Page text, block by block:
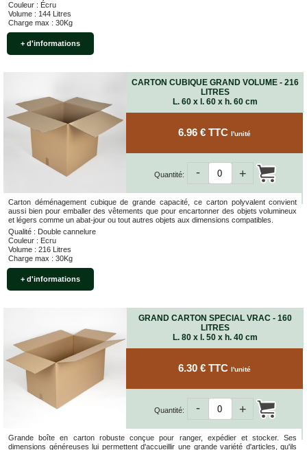
Couleur : Écru
Volume : 144 Litres
Charge max : 30Kg
+ d'informations
CARTON CUBIQUE GRAND VOLUME - 216
LITRES
L. 60 x l. 60 x h. 60 cm
Carton déménagement cubique de grande capacité, ce carton polyvalent convient
aussi bien pour emballer des vêtements que pour encartonner des objets volumineux
et légers comme un abat-jour ou tout autres objets aux dimensions compatibles.
Qualité : Double cannelure
Couleur : Ecru
Volume : 216 Litres
Charge max : 30Kg
+ d'informations
6.96 € TTC l'unité
Quantité: +
-
GRAND CARTON SPECIAL VRAC - 160
LITRES
L. 80 x l. 50 x h. 40 cm
Grande boîte en carton robuste conçue pour ranger, expédier et stocker. Ses
dimensions généreuses lui permettent d'accueillir une grande variété d'articles, qu'ils
6.30 € TTC l'unité
Quantité: +
-